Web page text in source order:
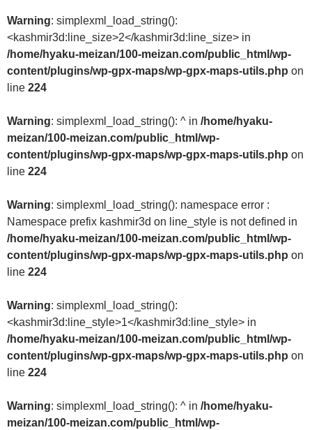
Warning: simplexml_load_string():
<kashmir3d:line_size>2</kashmir3d:line_size> in
/home/hyaku-meizan/100-meizan.com/public_html/wp-
content/plugins/wp-gpx-maps/wp-gpx-maps-utils.php on
line 224
Warning: simplexml_load_string(): ^ in /home/hyaku-
meizan/100-meizan.com/public_html/wp-
content/plugins/wp-gpx-maps/wp-gpx-maps-utils.php on
line 224
Warning: simplexml_load_string(): namespace error :
Namespace prefix kashmir3d on line_style is not defined in
/home/hyaku-meizan/100-meizan.com/public_html/wp-
content/plugins/wp-gpx-maps/wp-gpx-maps-utils.php on
line 224
Warning: simplexml_load_string():
<kashmir3d:line_style>1</kashmir3d:line_style> in
/home/hyaku-meizan/100-meizan.com/public_html/wp-
content/plugins/wp-gpx-maps/wp-gpx-maps-utils.php on
line 224
Warning: simplexml_load_string(): ^ in /home/hyaku-
meizan/100-meizan.com/public_html/wp-